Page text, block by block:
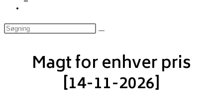
website
search
Magt for enhver pris
[14-11-2026]